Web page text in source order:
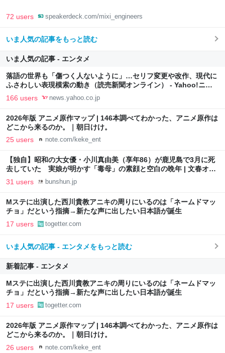
72 users speakerdeck.com/mixi_engineers
いま人気の記事をもっと読む
いま人気の記事 - エンタメ
落語の世界も「傷つく人ないように」…セリフ変更や改作、現代に
ふさわしい表現模索の動き（読売新聞オンライン） - Yahoo!ニュ
ース
166 users news.yahoo.co.jp
2026年版 アニメ原作マップ | 146本調べてわかった、アニメ原作は
どこから来るのか。｜朝日けけ。
25 users note.com/keke_ent
【独自】昭和の大女優・小川真由美（享年86）が鹿児島で3月に死
去していた 実娘が明かす「毒母」の素顔と空白の晩年 | 文春オン
ライン
31 users bunshun.jp
Mステに出演した西川貴教アニキの周りにいるのは「ネームドマッ
チョ」だという指摘→新たな声に出したい日本語が誕生
17 users togetter.com
いま人気の記事 - エンタメをもっと読む
新着記事 - エンタメ
Mステに出演した西川貴教アニキの周りにいるのは「ネームドマッ
チョ」だという指摘→新たな声に出したい日本語が誕生
17 users togetter.com
2026年版 アニメ原作マップ | 146本調べてわかった、アニメ原作は
どこから来るのか。｜朝日けけ。
26 users note.com/keke_ent